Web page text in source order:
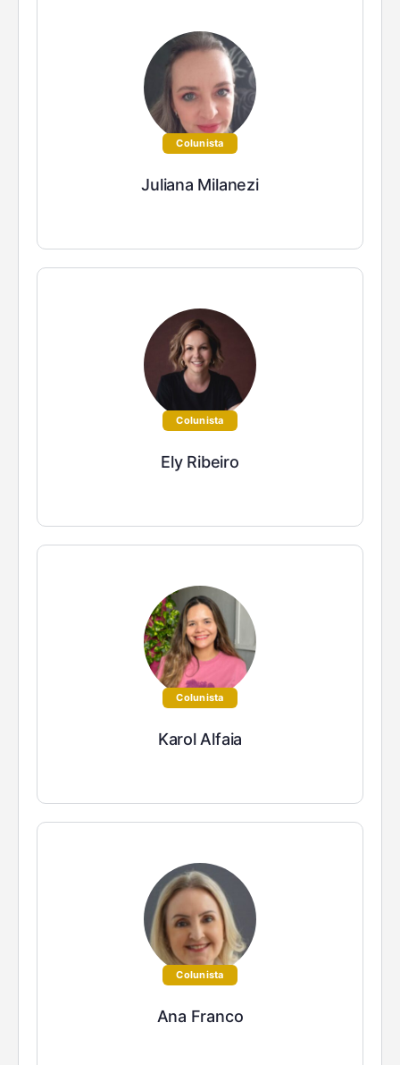
Colunista
Juliana Milanezi
Colunista
Ely Ribeiro
Colunista
Karol Alfaia
Colunista
Ana Franco